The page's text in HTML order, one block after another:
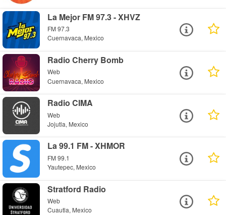
La Mejor FM 97.3 - XHVZ
FM 97.3
Cuernavaca, Mexico
Radio Cherry Bomb
Web
Cuernavaca, Mexico
Radio CIMA
Web
Jojutla, Mexico
La 99.1 FM - XHMOR
FM 99.1
Yautepec, Mexico
Stratford Radio
Web
Cuautla, Mexico